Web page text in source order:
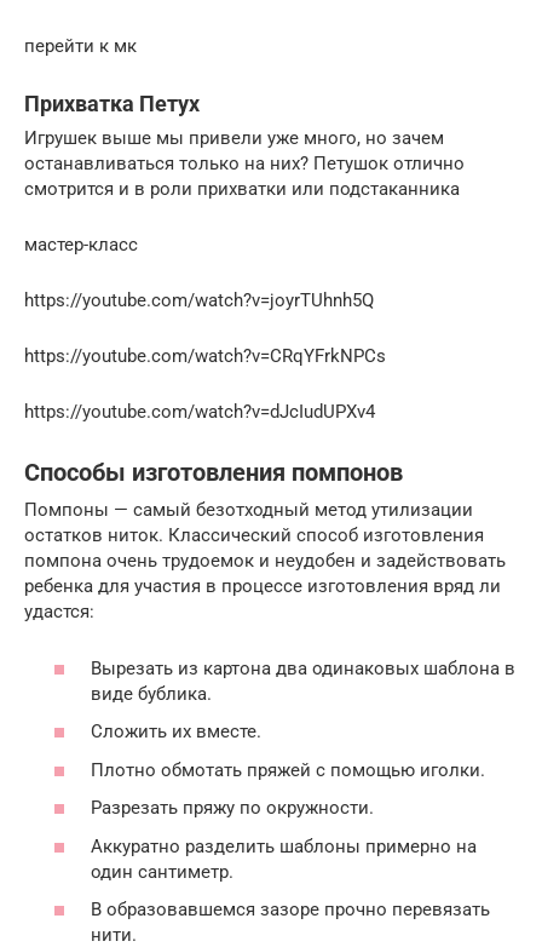
перейти к мк
Прихватка Петух
Игрушек выше мы привели уже много, но зачем
останавливаться только на них? Петушок отлично
смотрится и в роли прихватки или подстаканника
мастер-класс
https://youtube.com/watch?v=joyrTUhnh5Q
https://youtube.com/watch?v=CRqYFrkNPCs
https://youtube.com/watch?v=dJcIudUPXv4
Способы изготовления помпонов
Помпоны — самый безотходный метод утилизации
остатков ниток. Классический способ изготовления
помпона очень трудоемок и неудобен и задействовать
ребенка для участия в процессе изготовления вряд ли
удастся:
Вырезать из картона два одинаковых шаблона в
виде бублика.
Сложить их вместе.
Плотно обмотать пряжей с помощью иголки.
Разрезать пряжу по окружности.
Аккуратно разделить шаблоны примерно на
один сантиметр.
В образовавшемся зазоре прочно перевязать
нити.